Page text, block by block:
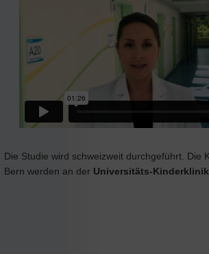
Die Studie wird schweizweit durchgeführt. Die
Bern werden an der Universitäts-